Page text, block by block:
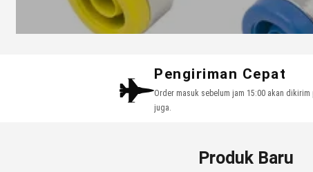
Pengiriman Cepat
Order masuk sebelum jam 15:00 akan dikirim
juga.
Produk Baru